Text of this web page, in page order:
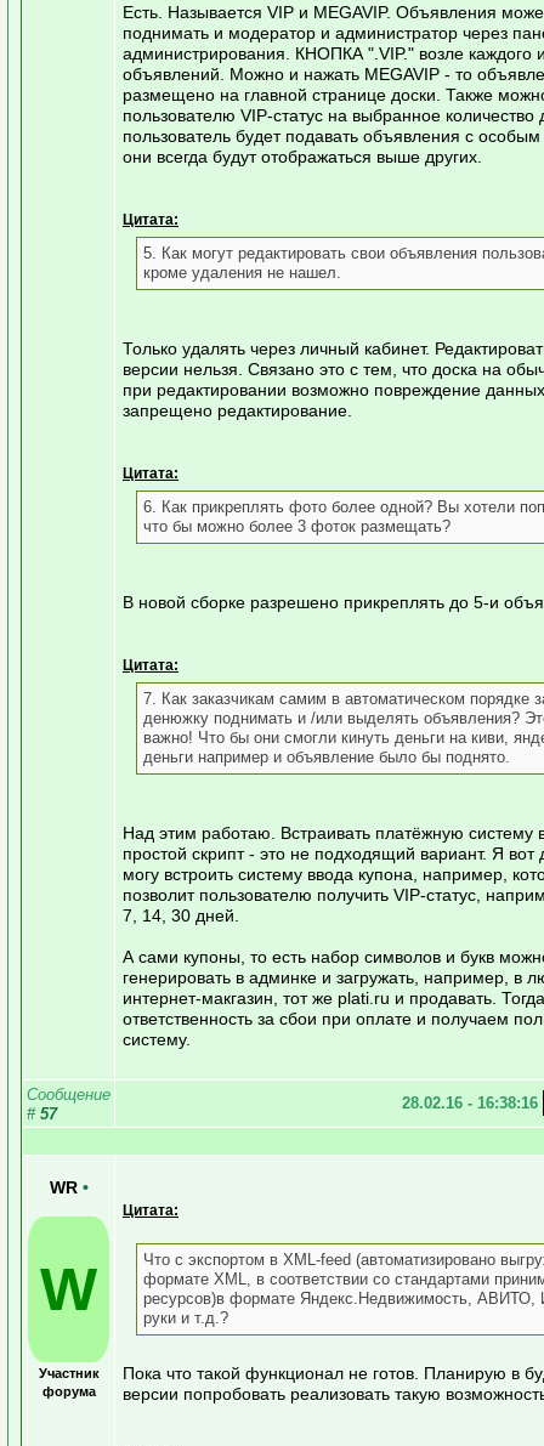
Есть. Называется VIP и MEGAVIP. Объявления
поднимать и модератор и администратор через
администрирования. КНОПКА ".VIP." возле каждого
объявлений. Можно и нажать MEGAVIP - то
размещено на главной странице доски. Также
пользователю VIP-статус на выбранное количество
пользователь будет подавать объявления с особым
они всегда будут отображаться выше других.
Цитата:
5. Как могут редактировать свои объявления
кроме удаления не нашел.
Только удалять через личный кабинет.
версии нельзя. Связано это с тем, что доска на
при редактировании возможно повреждение
запрещено редактирование.
Цитата:
6. Как прикреплять фото более одной? Вы хотели
что бы можно более 3 фоток размещать?
В новой сборке разрешено прикреплять до 5-и
Цитата:
7. Как заказчикам самим в автоматическом порядке
денюжку поднимать и /или выделять объявления?
важно! Что бы они смогли кинуть деньги на киви,
деньги например и объявление было бы поднято.
Над этим работаю. Встраивать платёжную систему
простой скрипт - это не подходящий вариант. Я вот
могу встроить систему ввода купона, например,
позволит пользователю получить VIP-статус,
7, 14, 30 дней.
А сами купоны, то есть набор символов и букв
генерировать в админке и загружать, например, в
интернет-макгазин, тот же plati.ru и продавать.
ответственность за сбои при оплате и получаем
систему.
Сообщение
# 57
28.02.16 - 16:38:16
WR •
W
Участник
форума
Цитата:
Что с экспортом в XML-feed (автоматизировано
формате XML, в соответствии со стандартами
ресурсов)в формате Яндекс.Недвижимость, АВИТО,
руки и т.д.?
Пока что такой функционал не готов. Планирую в
версии попробовать реализовать такую